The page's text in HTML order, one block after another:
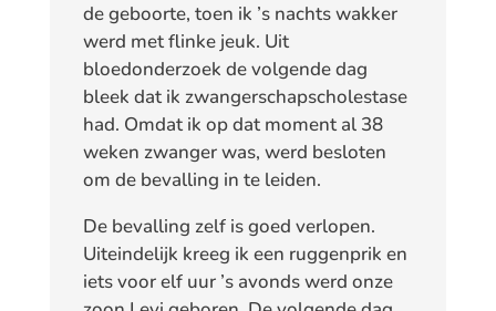
de geboorte, toen ik ’s nachts wakker
werd met flinke jeuk. Uit
bloedonderzoek de volgende dag
bleek dat ik zwangerschapscholestase
had. Omdat ik op dat moment al 38
weken zwanger was, werd besloten
om de bevalling in te leiden.
De bevalling zelf is goed verlopen.
Uiteindelijk kreeg ik een ruggenprik en
iets voor elf uur ’s avonds werd onze